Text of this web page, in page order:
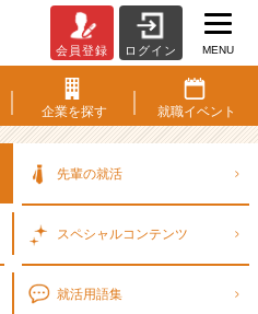
会員登録 ログイン MENU
企業を探す 就職イベント
先輩の就活
スペシャルコンテンツ
就活用語集